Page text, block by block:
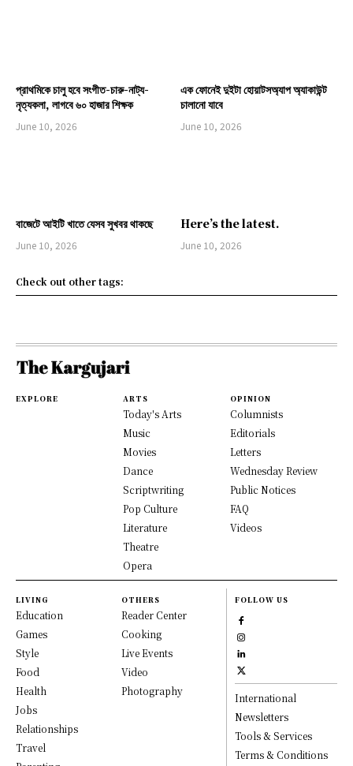
প্রাথমিকে চালু হবে সংগীত-চারু-নাট্য-
নৃত্যকলা, লাগবে ৬০ হাজার শিক্ষক
June 10, 2026
এক ফোনেই দুইটা হোয়াটসঅ্যাপ অ্যাকাউন্ট
চালানো যাবে
June 10, 2026
বাজেটে আইটি খাতে যেসব সুখবর থাকছে
June 10, 2026
Here’s the latest.
June 10, 2026
Check out other tags:
EXPLORE ARTS
Today's Arts
Music
Movies
Dance
Scriptwriting
Pop Culture
Literature
Theatre
Opera
OPINION
Columnists
Editorials
Letters
Wednesday Review
Public Notices
FAQ
Videos
LIVING
Education
Games
Style
Food
Health
Jobs
Relationships
Travel
OTHERS
Reader Center
Cooking
Live Events
Video
Photography
FOLLOW US
International
Newsletters
Tools & Services
Terms & Conditions